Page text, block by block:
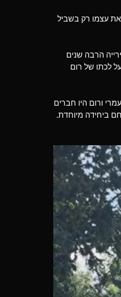
את עצמו רק בשביל
הרבה שנים
לכתו של רום
7 באוקטובר, סיפרה בעצב: "עמרי ורום היו חברים
ביחידה מיוחדת.